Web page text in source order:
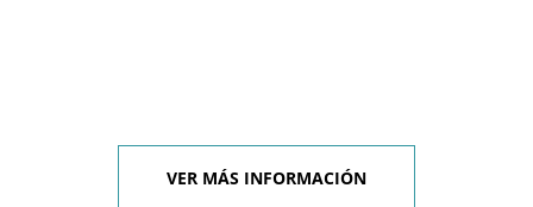
VER MÁS INFORMACIÓN